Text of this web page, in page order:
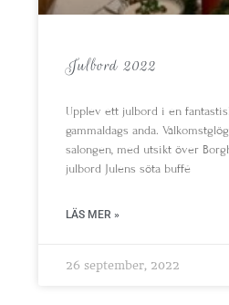
Julbord 2022
Upplev ett julbord i en
gammaldags anda.
salongen, med utsikt över
julbord Julens söta buffé
LÄS MER »
26 september, 2022